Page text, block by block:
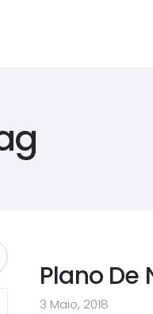
Plano De
3 Maio, 2018